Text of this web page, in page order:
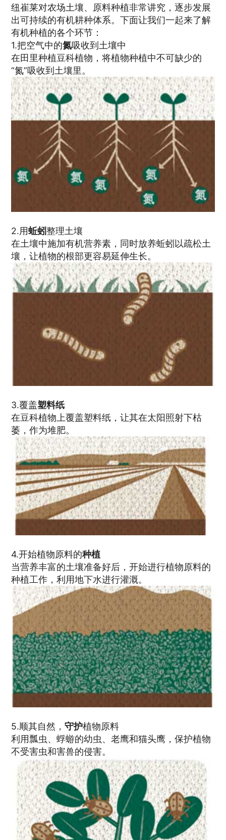
纽崔莱对农场土壤、原料种植非常讲究，逐步发展
出可持续的有机耕种体系。下面让我们一起来了解
有机种植的各个环节：
1.把空气中的氮吸收到土壤中
在田里种植豆科植物，将植物种植中不可缺少的
“氮”吸收到土壤里。
2.用蚯蚓整理土壤
在土壤中施加有机营养素，同时放养蚯蚓以疏松土
壤，让植物的根部更容易延伸生长。
3.覆盖塑料纸
在豆科植物上覆盖塑料纸，让其在太阳照射下枯
萎，作为堆肥。
4.开始植物原料的种植
当营养丰富的土壤准备好后，开始进行植物原料的
种植工作，利用地下水进行灌溉。
5.顺其自然， 守护植物原料
利用瓢虫、蜉蝣的幼虫、老鹰和猫头鹰，保护植物
不受害虫和害兽的侵害。